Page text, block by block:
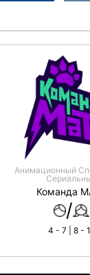
Анимационный
Команда
/
4 - 7 | 8 -